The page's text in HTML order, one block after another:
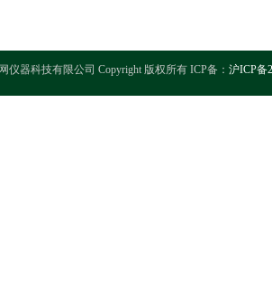
器科技有限公司 Copyright 版权所有 ICP备： 沪ICP备